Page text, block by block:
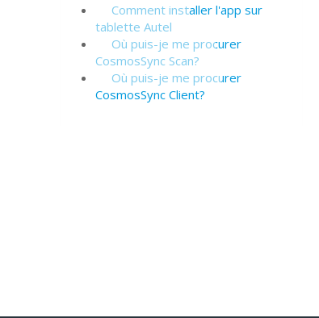
Comment installer l'app sur
tablette Autel
Où puis-je me procurer
CosmosSync Scan?
Où puis-je me procurer
CosmosSync Client?